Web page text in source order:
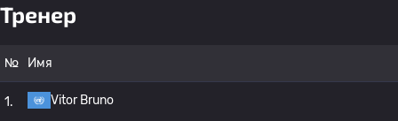
Тренер
№ Имя
1. Vitor Bruno